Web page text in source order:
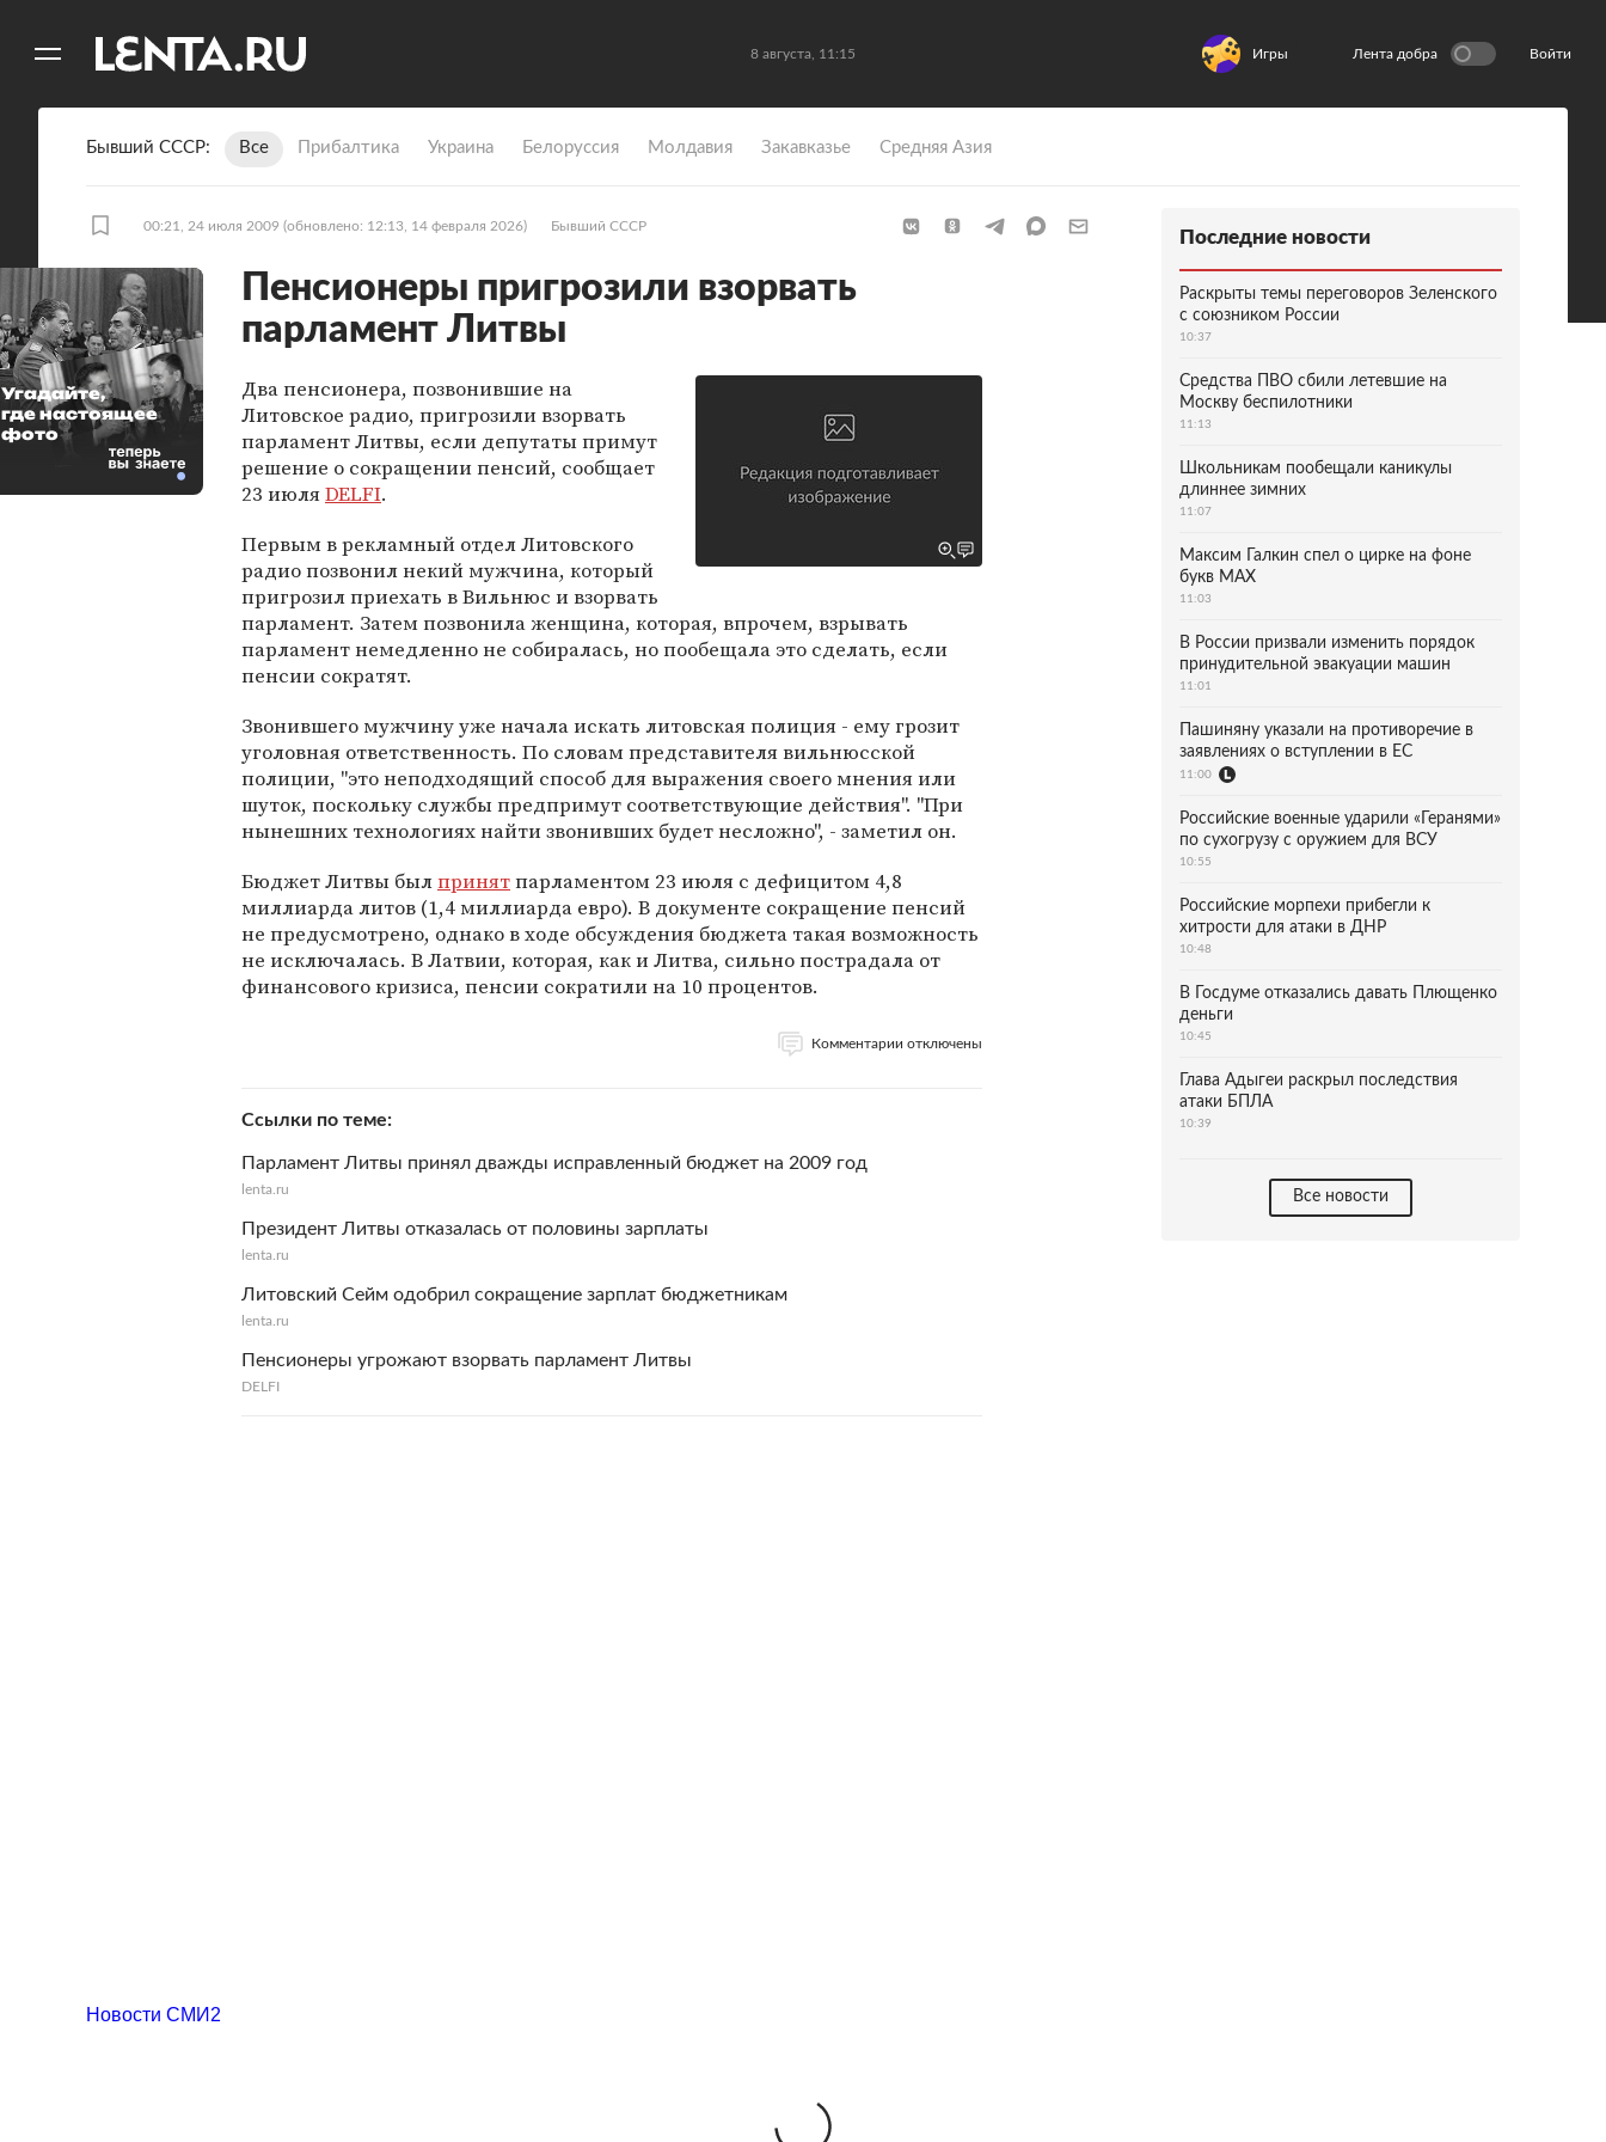
8 августа, 11:15 Игры Лента добра Войти
Бывший СССР Все Прибалтика Украина Белоруссия Молдавия Закавказье Средняя Азия
00:21, 24 июля 2009 (обновлено: 12:13, 14 февраля 2026) Бывший СССР
Пенсионеры пригрозили взорвать
парламент Литвы
Два пенсионера, позвонившие на
Литовское радио, пригрозили взорвать
парламент Литвы, если депутаты примут
решение о сокращении пенсий, сообщает
23 июляDELFI.
Первым в рекламный отдел Литовского
радио позвонил некий мужчина, который
пригрозил приехать в Вильнюс и взорвать
парламент. Затем позвонила женщина, которая, впрочем, взрывать
парламент немедленно не собиралась, но пообещала это сделать, если
пенсии сократят.
Звонившего мужчину уже начала искать литовская полиция - ему грозит
уголовная ответственность. По словам представителя вильнюсской
полиции, "это неподходящий способ для выражения своего мнения или
шуток, поскольку службы предпримут соответствующие действия". "При
нынешних технологиях найти звонивших будет несложно", - заметил он.
Бюджет Литвы былпринятпарламентом 23 июля с дефицитом 4,8
миллиарда литов (1,4 миллиарда евро). В документе сокращение пенсий
не предусмотрено, однако в ходе обсуждения бюджета такая возможность
не исключалась. В Латвии, которая, как и Литва, сильно пострадала от
финансового кризиса, пенсии сократили на 10 процентов.
Комментарии отключены
Ссылки по теме
Парламент Литвы принял дважды исправленный бюджет на 2009 год
lenta.ru
Президент Литвы отказалась от половины зарплаты
lenta.ru
Литовский Сейм одобрил сокращение зарплат бюджетникам
lenta.ru
Пенсионеры угрожают взорвать парламент Литвы
DELFI
Угадайте,
где настоящее
фото
Последние новости
Раскрыты темы переговоров Зеленского
с союзником России
10:37
Средства ПВО сбили летевшие на
Москву беспилотники
11:13
Школьникам пообещали каникулы
длиннее зимних
11:07
Максим Галкин спел о цирке на фоне
букв MAX
11:03
В России призвали изменить порядок
принудительной эвакуации машин
11:01
Пашиняну указали на противоречие в
заявлениях о вступлении в ЕС
11:00
Российские военные ударили «Геранями»
по сухогрузу с оружием для ВСУ
10:55
Российские морпехи прибегли к
хитрости для атаки в ДНР
10:48
В Госдуме отказались давать Плющенко
деньги
10:45
Глава Адыгеи раскрыл последствия
атаки БПЛА
10:39
Все новости
Новости СМИ2